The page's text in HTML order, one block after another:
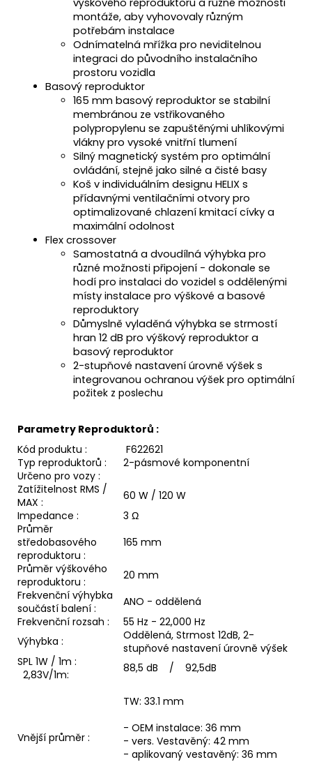
montáže, aby vyhovovaly různým
potřebám instalace
Odnímatelná mřížka pro neviditelnou
integraci do původního instalačního
prostoru vozidla
Basový reproduktor
165 mm basový reproduktor se stabilní
membránou ze vstřikovaného
polypropylenu se zapuštěnými uhlíkovými
vlákny pro vysoké vnitřní tlumení
Silný magnetický systém pro optimální
ovládání, stejně jako silné a čisté basy
Koš v individuálním designu HELIX s
přídavnými ventilačními otvory pro
optimalizované chlazení kmitací cívky a
maximální odolnost
Flex crossover
Samostatná a dvoudílná výhybka pro
různé možnosti připojení - dokonale se
hodí pro instalaci do vozidel s oddělenými
místy instalace pro výškové a basové
reproduktory
Důmyslně vyladěná výhybka se strmostí
hran 12 dB pro výškový reproduktor a
basový reproduktor
2-stupňové nastavení úrovně výšek s
integrovanou ochranou výšek pro optimální
požitek z poslechu
Parametry Reproduktorů :
Kód produktu :
F622621
Typ reproduktorů :
2-pásmové komponentní
Určeno pro vozy :
Zatížitelnost RMS /
MAX :
60 W / 120 W
Impedance :
3 Ω
Průměr
středobasového
reproduktoru :
165 mm
Průměr výškového
reproduktoru :
20 mm
Frekvenční výhybka
součástí balení :
ANO - oddělená
Frekvenční rozsah :
55 Hz - 22,000 Hz
Výhybka :
Oddělená, Strmost 12dB, 2-
stupňové nastavení úrovně výšek
SPL 1W / 1m :
2,83V/1m:
88,5 dB / 92,5dB
Vnější průměr :
TW: 33.1 mm
- OEM instalace: 36 mm
- vers. Vestavěný: 42 mm
- aplikovaný vestavěný: 36 mm